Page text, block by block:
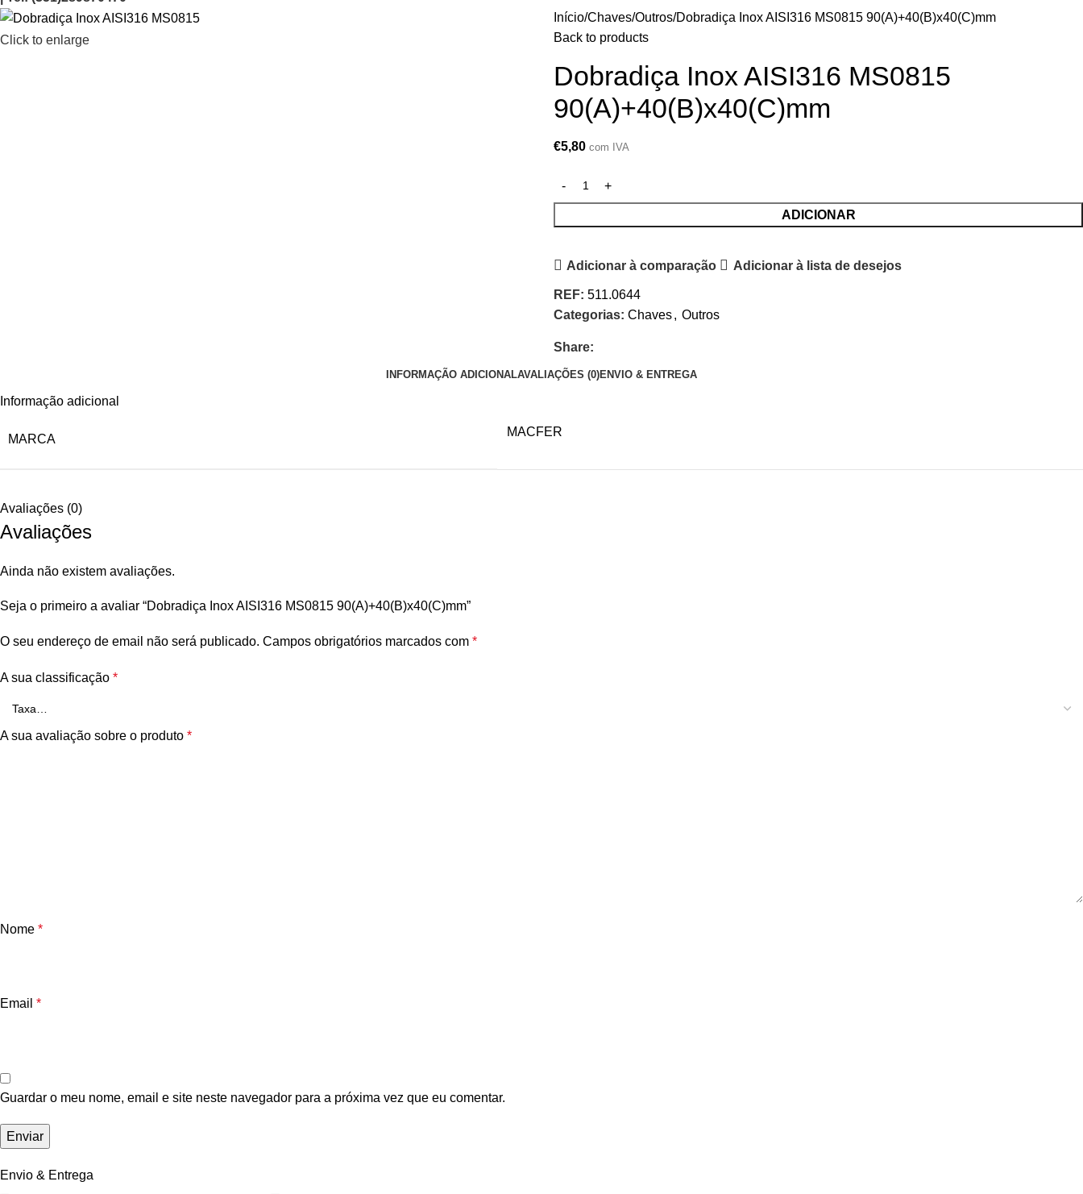
Click to enlarge
Início Chaves Outros Dobradiça Inox AISI316 MS0815 90(A)+40(B)x40(C)mm
Back to products
Dobradiça Inox AISI316 MS0815
90(A)+40(B)x40(C)mm
€5,80 com IVA
ADICIONAR
Adicionar à comparação Adicionar à lista de desejos
REF: 511.0644
Categorias: Chaves, Outros
Share:
INFORMAÇÃO ADICIONALAVALIAÇÕES (0)ENVIO & ENTREGA
Informação adicional
MARCA
MACFER
Avaliações (0)
Avaliações
Ainda não existem avaliações.
Seja o primeiro a avaliar “Dobradiça Inox AISI316 MS0815 90(A)+40(B)x40(C)mm”
O seu endereço de email não será publicado. Campos obrigatórios marcados com *
A sua classificação *
A sua avaliação sobre o produto *
Nome *
Email *
Guardar o meu nome, email e site neste navegador para a próxima vez que eu comentar.
Envio & Entrega